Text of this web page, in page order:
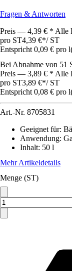
Fragen & Antworten
Preis — 4,39 € * Alle
pro ST4,39 €*/ ST
Entspricht 0,09 € pro l
Bei Abnahme von 51
Preis — 3,89 € * Alle
pro ST3,89 €*/ ST
Entspricht 0,08 € pro l
Art.-Nr. 8705831
Geeignet für:
Anwendung:
Inhalt: 50 l
Mehr Artikeldetails
Menge (ST)